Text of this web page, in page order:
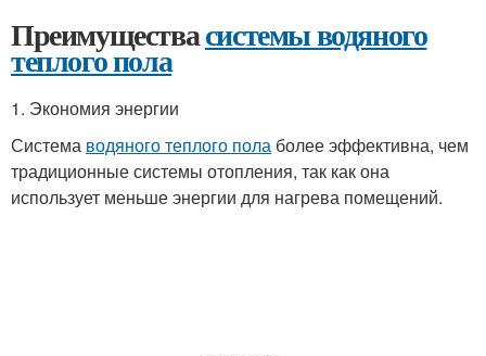
Преимуществасистемы водяного
теплого пола
1. Экономия энергии
Система водяного теплого пола более эффективна, чем
традиционные системы отопления, так как она
использует меньше энергии для нагрева помещений.